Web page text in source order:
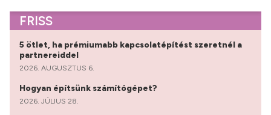
FRISS
5 ötlet, ha prémiumabb kapcsolatépítést szeretnél a
partnereiddel
2026. AUGUSZTUS 6.
Hogyan építsünk számítógépet?
2026. JÚLIUS 28.